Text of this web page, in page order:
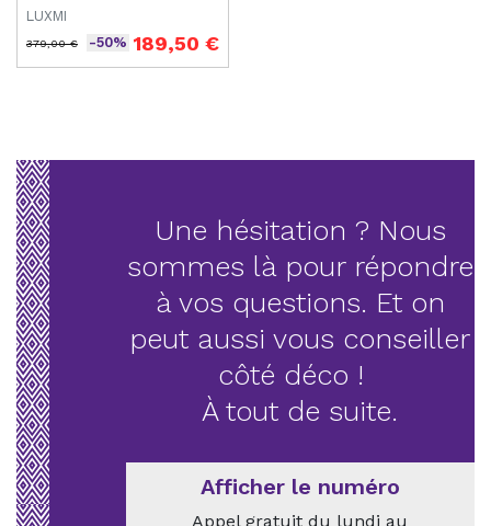
LUXMI
Prix de base
379,00 €
Prix -50% 189,50 €
Une hésitation ? Nous
sommes là pour répondre
à vos questions. Et on
peut aussi vous conseiller
côté déco !
À tout de suite.
Afficher le numéro
Appel gratuit du lundi au